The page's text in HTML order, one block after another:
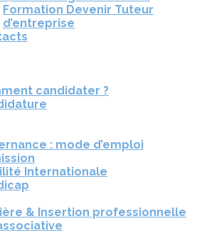
Formation Devenir Tuteur
d’entreprise
candidater ?
: mode d’emploi
Internationale
& Insertion professionnelle